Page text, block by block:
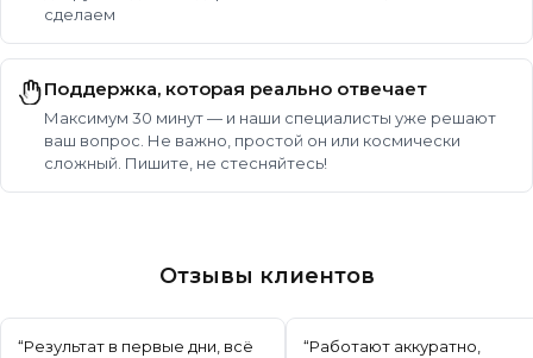
сделаем
Поддержка, которая реально отвечает
Максимум 30 минут — и наши специалисты уже решают
ваш вопрос. Не важно, простой он или космически
сложный. Пишите, не стесняйтесь!
Отзывы клиентов
“Результат в первые дни, всё
“Работают аккуратно,